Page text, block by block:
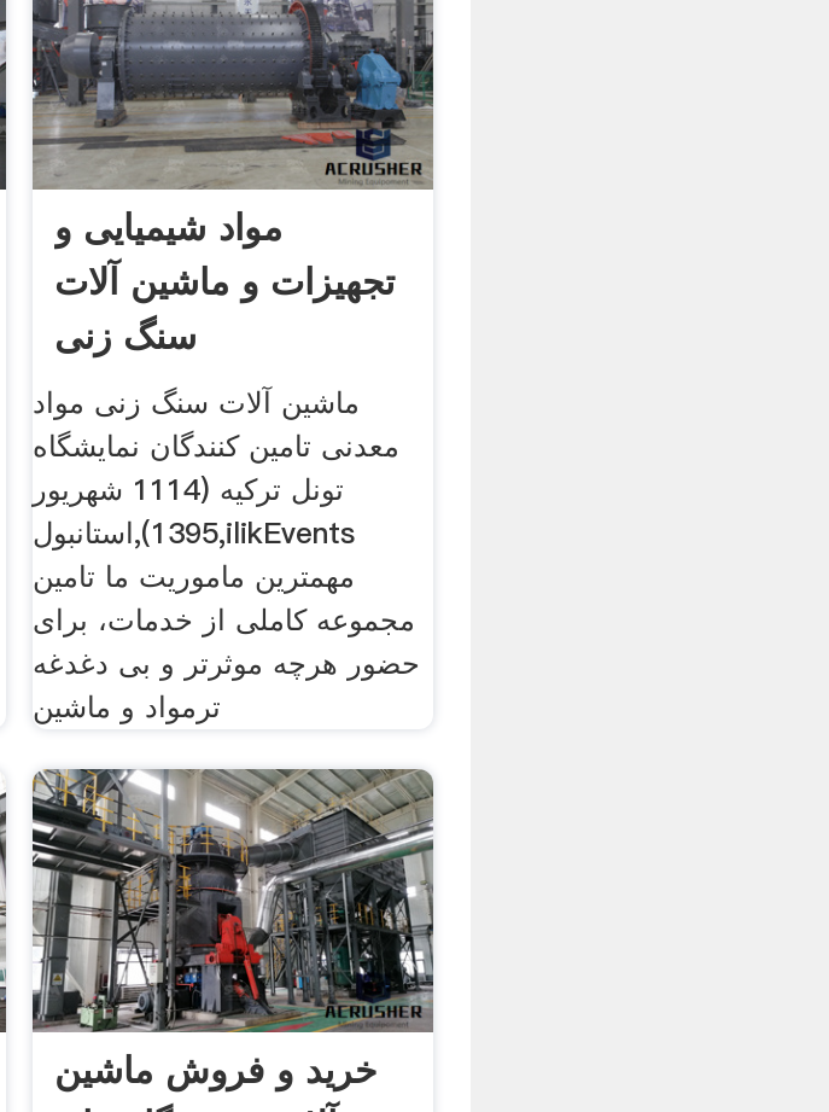
مواد شیمیایی و
تجهیزات و ماشین آلات
سنگ زنی
ماشین آلات سنگ زنی مواد
معدنی تامین کنندگان نمایشگاه
تونل ترکیه (1114 شهریور
1395),استانبول,ilikEvents
مهمترین ماموریت ما تامین
مجموعه کاملی از خدمات، برای
حضور هرچه موثرتر و بی دغدغه
ترمواد و ماشین
خرید و فروش ماشین